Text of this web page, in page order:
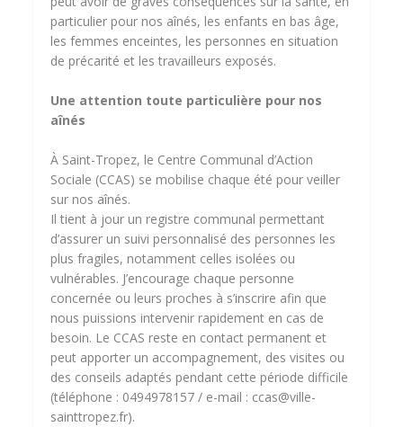
particulier pour nos aînés, les enfants en bas âge,
les femmes enceintes, les personnes en situation
de précarité et les travailleurs exposés.
Une attention toute particulière pour nos
aînés
À Saint-Tropez, le Centre Communal d’Action
Sociale (CCAS) se mobilise chaque été pour veiller
sur nos aînés.
Il tient à jour un registre communal permettant
d’assurer un suivi personnalisé des personnes les
plus fragiles, notamment celles isolées ou
vulnérables. J’encourage chaque personne
concernée ou leurs proches à s’inscrire afin que
nous puissions intervenir rapidement en cas de
besoin. Le CCAS reste en contact permanent et
peut apporter un accompagnement, des visites ou
des conseils adaptés pendant cette période difficile
(téléphone : 0494978157 / e-mail : ccas@ville-
sainttropez.fr).